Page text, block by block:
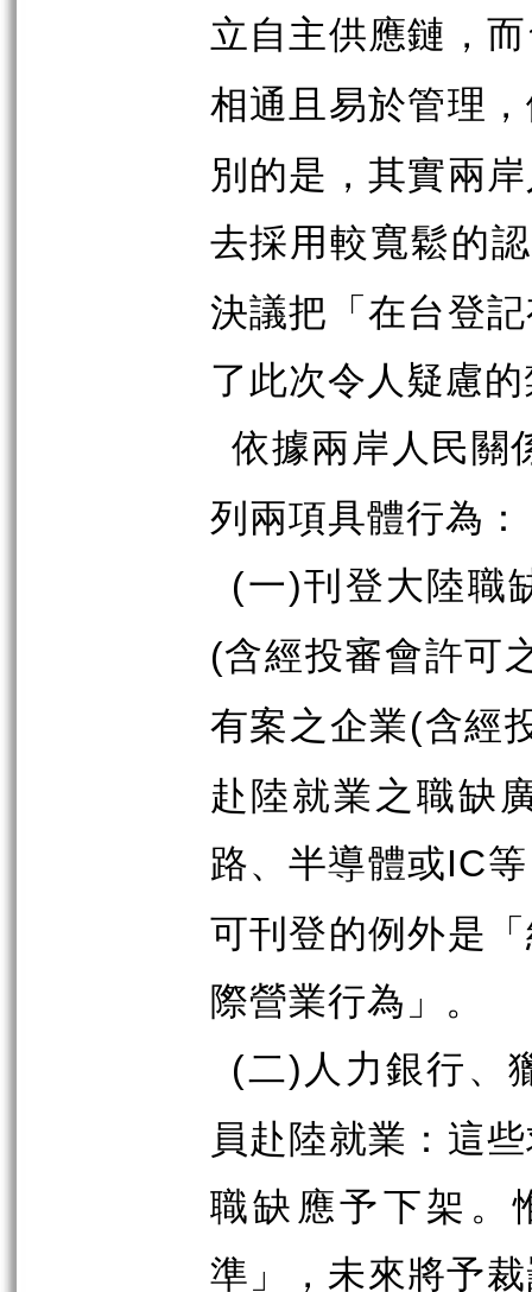
立自主供應鏈，
相通且易於管理
別的是，其實兩
去採用較寬鬆的
決議把「在台登
了此次令人疑慮
依據兩岸人民關
列兩項具體行為：
(一)刊登大陸職
(含經投審會許可
有案之企業(含經
赴陸就業之職缺
路、半導體或IC
可刊登的例外是
際營業行為」。
(二) 人力銀行、
員赴陸就業：這
職缺應予下架。
準」，未來將予